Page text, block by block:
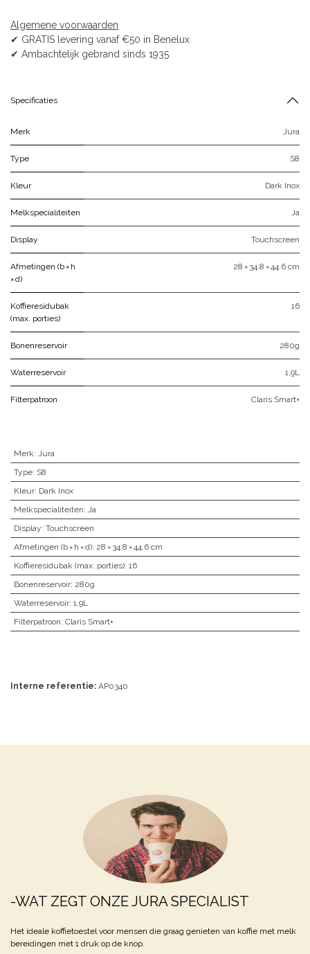
Algemene voorwaarden
✔ GRATIS levering vanaf €50 in Benelux
✔ Ambachtelijk gebrand sinds 1935
Specificaties
Merk Jura
Type S8
Kleur Dark Inox
Melkspecialiteiten Ja
Display Touchscreen
Afmetingen (b × h
× d)
28 × 34.8 × 44.6 cm
Koffieresidubak
(max. porties)
16
Bonenreservoir 280g
Waterreservoir 1,9L
Filterpatroon Claris Smart+
Merk: Jura
Type: S8
Kleur: Dark Inox
Melkspecialiteiten: Ja
Display: Touchscreen
Afmetingen (b × h × d): 28 × 34.8 × 44.6 cm
Koffieresidubak (max. porties): 16
Bonenreservoir: 280g
Waterreservoir: 1,9L
Filterpatroon: Claris Smart+
Interne referentie: AP0340
-WAT ZEGT ONZE JURA SPECIALIST
Het ideale koffietoestel voor mensen die graag genieten van koffie met melk
bereidingen met 1 druk op de knop.